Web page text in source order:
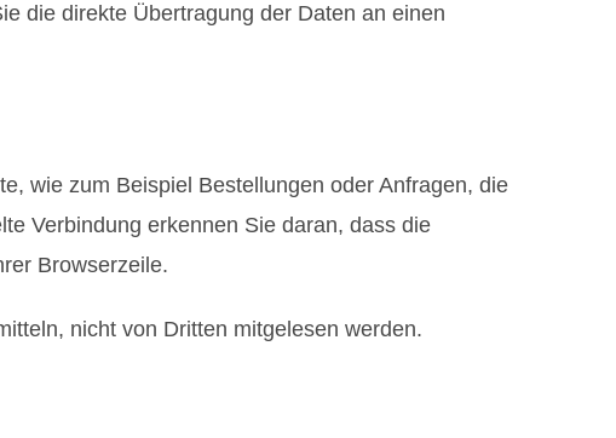
die direkte Übertragung der Daten an einen
wie zum Beispiel Bestellungen oder Anfragen, die
Verbindung erkennen Sie daran, dass die
Browserzeile.
nicht von Dritten mitgelesen werden.